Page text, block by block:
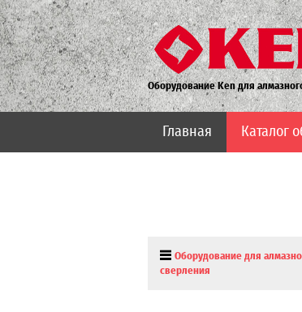
Оборудование Ken для
Главная Каталог
Оборудование для
сверления